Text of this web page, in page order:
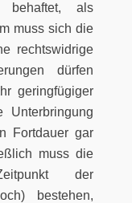
behaftet, als
muss sich die
rechtswidrige
dürfen
geringfügiger
Unterbringung
Fortdauer gar
muss die
der
bestehen,